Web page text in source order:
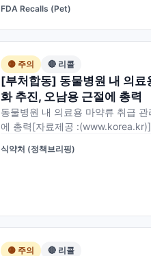
FDA Recalls (Pet)
🟡 주의 🔴 리콜
[부처합동] 동물병원 내 의료
화 추진, 오남용 근절에 총력
동물병원 내 의료용 마약류 취급
에 총력[자료제공 :(www.korea.kr)]
식약처 (정책브리핑)
🟡 주의 🔴 리콜